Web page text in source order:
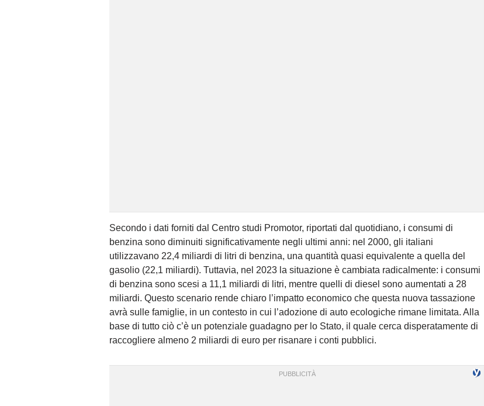
Secondo i dati forniti dal Centro studi Promotor, riportati dal quotidiano, i consumi di
benzina sono diminuiti significativamente negli ultimi anni: nel 2000, gli italiani
utilizzavano 22,4 miliardi di litri di benzina, una quantità quasi equivalente a quella del
gasolio (22,1 miliardi). Tuttavia, nel 2023 la situazione è cambiata radicalmente: i consumi
di benzina sono scesi a 11,1 miliardi di litri, mentre quelli di diesel sono aumentati a 28
miliardi. Questo scenario rende chiaro l’impatto economico che questa nuova tassazione
avrà sulle famiglie, in un contesto in cui l’adozione di auto ecologiche rimane limitata. Alla
base di tutto ciò c’è un potenziale guadagno per lo Stato, il quale cerca disperatamente di
raccogliere almeno 2 miliardi di euro per risanare i conti pubblici.